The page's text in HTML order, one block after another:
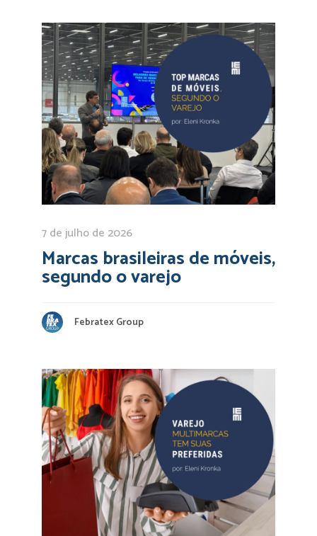
7 de julho de 2026
Marcas brasileiras de móveis,
segundo o varejo
Febratex Group